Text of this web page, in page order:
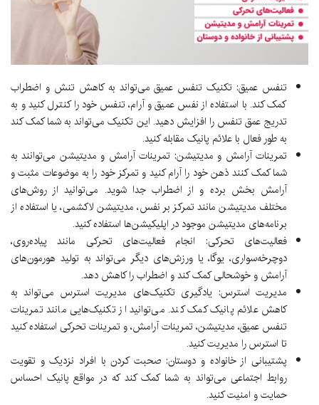
تنفس عمیق: تکنیک تنفس عمیق می‌تواند به کاهش تنش و اضطراب
کمک کند. با استفاده از نفس عمیق و آرام، تنفس خود را کنترل کنید و به
تدریج عمق تنفس را افزایش دهید. این تکنیک می‌تواند به شما کمک کند
به طور فعال با علائم پانیک مقابله کنید.
تمرینات آرامش و مدیتیشن: تمرینات آرامش و مدیتیشن می‌توانند به
شما کمک کنند ذهن خود را آرام کنید و تمرکز خود را به موضوعات مثبت و
آرامش بخش برده و از اضطراب جدا شوید. می‌توانید از روش‌های
مختلف مدیتیشن مانند تمرکز بر نفس، مدیتیشن لاکشمی، یا استفاده از
برنامه‌های مدیتیشن موجود در اپلیکیشن‌ها استفاده کنید.
فعالیت‌های تحرکی: انجام فعالیت‌های تحرکی مانند پیاده‌روی،
دوچرخه‌سواری، یوگا، یا ورزش‌های دیگر می‌تواند به تولید هورمون‌های
آرامش و خوشحالی کمک کند و اضطراب را کاهش دهد.
مدیریت استرس: یادگیری تکنیک‌های مدیریت استرس می‌تواند به
کاهش علائم پانیک کمک کند. می‌توانید از تکنیک‌هایی مانند تمرینات
تنفس عمیق، مدیتیشن، تمرینات آرامش، و تمرینات تحرکی استفاده کنید
تا استرس را مدیریت کنید.
پشتیبانی از خانواده و دوستان: صحبت کردن با افراد نزدیک و تقویت
روابط اجتماعی می‌تواند به شما کمک کند که در مواقع پانیک احساس
حمایت و امنیت کنید.